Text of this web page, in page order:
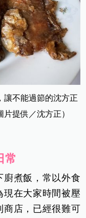
讓不能過節的沈方正
提供／沈方正）
常
廚煮飯，常以外食
現在大家時間被壓
商店，已經很難可